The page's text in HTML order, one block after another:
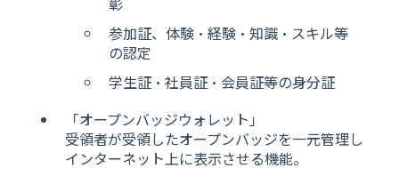
参加証、体験・経験・知識・スキル等
の認定
学生証・社員証・会員証等の身分証
「オープンバッジウォレット」
受領者が受領したオープンバッジを一元管理し
インターネット上に表示させる機能。